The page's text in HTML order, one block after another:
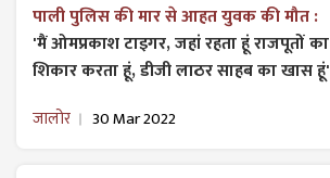
पाली पुलिस की मार से आहत युवक की मौत :
'मैं ओमप्रकाश टाइगर, जहां रहता हूं राजपूतों का
शिकार करता हूं, डीजी लाठर साहब का खास हूं'
जालोर 30 Mar 2022